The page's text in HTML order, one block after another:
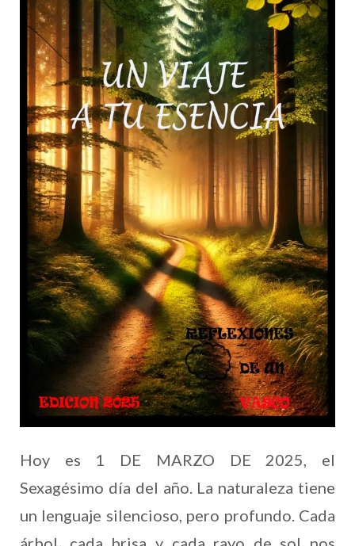
Hoy es 1 DE MARZO DE 2025, el
Sexagésimo día del año. La naturaleza tiene
un lenguaje silencioso, pero profundo. Cada